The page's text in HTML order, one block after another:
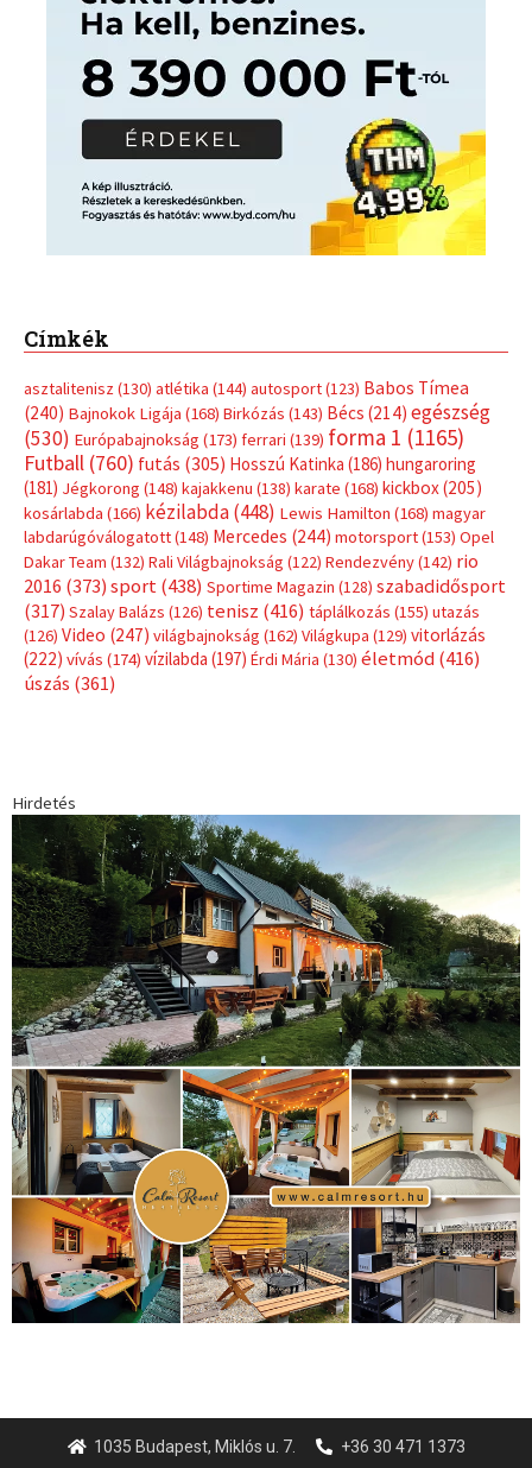
Címkék
asztalitenisz (130) atlétika (144) autosport(123) Babos Tímea
(240) Bajnokok Ligája (168) Birkózás (143) Bécs (214) egészség
(530) Európabajnokság (173) ferrari (139) forma 1 (1165)
Futball (760) futás (305) Hosszú Katinka (186) hungaroring
(181) Jégkorong (148) kajakkenu (138) karate (168) kickbox(205)
kosárlabda (166) kézilabda(448) Lewis Hamilton (168) magyar
labdarúgóválogatott(148) Mercedes (244) motorsport(153) Opel
Dakar Team (132) Rali Világbajnokság (122) Rendezvény(142) rio
2016 (373) sport(438) Sportime Magazin (128) szabadidősport
(317) Szalay Balázs (126) tenisz (416) táplálkozás (155) utazás
(126) Video (247) világbajnokság (162) Világkupa (129) vitorlázás
(222) vívás (174) vízilabda (197) Érdi Mária (130) életmód(416)
úszás (361)
Hirdetés
1035 Budapest, Miklós u. 7.
+36 30 471 1373